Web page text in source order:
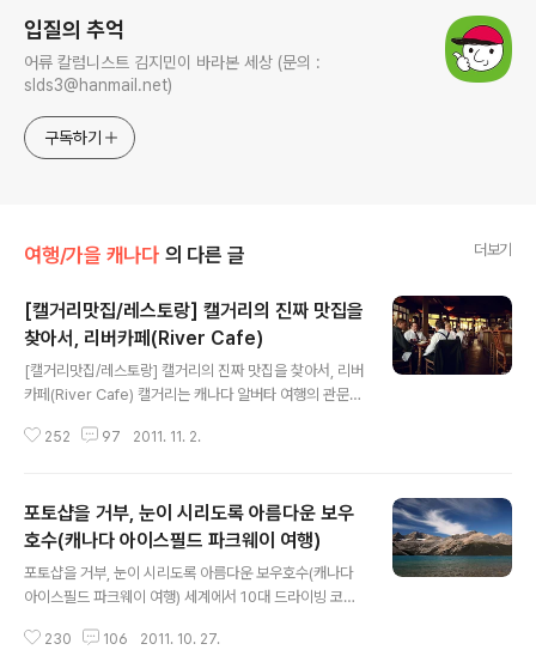
입질의 추억
어류 칼럼니스트 김지민이 바라본 세상 (문의 :
slds3@hanmail.net)
구독하기
여행/가을 캐나다 의 다른 글 더보기
[캘거리맛집/레스토랑] 캘거리의 진짜 맛집을
찾아서, 리버카페(River Cafe)
[캘거리맛집/레스토랑] 캘거리의 진짜 맛집을 찾아서, 리버
카페(River Cafe) 캘거리는 캐나다 알버타 여행의 관문이
고 있는 카페가 있습니다. 단순한 카페가 아닌 캘거리에서
끄럽지 않을 자신으로 소개해 드리고자 합니다. #. 현지인
으로 문전성시, 캐나다에서 맛본 최고의 요리, [캘거리맛
집/레스토랑] 캘거리의 진짜 맛집을 찾아서, 리버카페(Riv
er Cafe) 캘거리를 가로지르는 보우강엔 시민들의 휴식처
가 있습니다. 다운타운에서 그리 멀지 않은 곳에 있는 '프린
세스 아일랜드 공원' (관련글 : 캘거리의 프린스 아일랜드
252 97 2011. 11. 2.
포토샵을 거부, 눈이 시리도록 아름다운 보우
호수(캐나다 아이스필드 파크웨이 여행)
포토샵을 거부, 눈이 시리도록 아름다운 보우호수(캐나다
아이스필드 파크웨이 여행) 세계에서 10대 드라이빙 코스
야 할 곳 등 여러 수식어가 붙는 이곳엔 눈이 시리도록 아름
230 106 2011. 10. 27.